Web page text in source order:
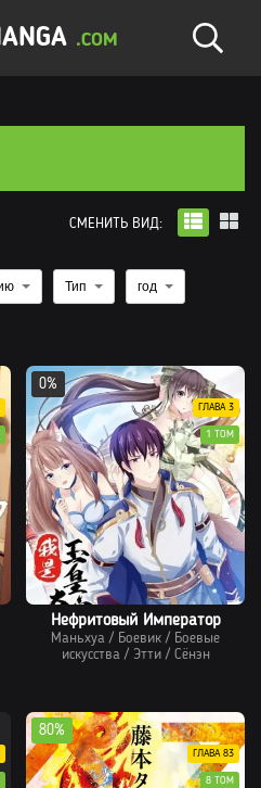
.COM
Тип год
Нефритовый Император
Маньхуа / Боевик / Боевые
искусства/ Этти/ Сёнэн
0%
ГЛАВА 3
1 ТОМ
80%
ГЛАВА 83
8 ТОМ
СМЕНИТЬ ВИД: